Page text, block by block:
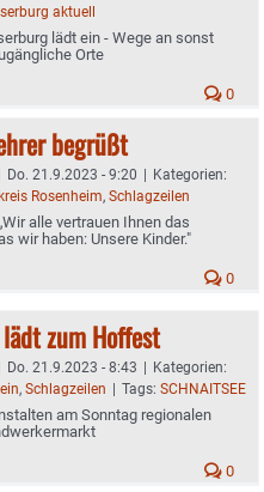
aktuell
lädt ein - Wege an sonst
Orte
0
begrüßt
Do. 21.9.2023 - 9:20 | Kategorien:
Rosenheim, Schlagzeilen
alle vertrauen Ihnen das
wir haben: Unsere Kinder."
0
zum Hoffest
Do. 21.9.2023 - 8:43 | Kategorien:
, Schlagzeilen | Tags: SCHNAITSEE
am Sonntag regionalen
0